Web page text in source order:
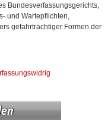
Bundesverfassungsgerichts,
und Wartepflichten,
gefahrträchtiger Formen der